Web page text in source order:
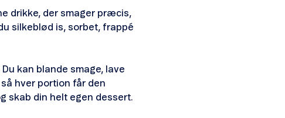
drikke, der smager præcis,
silkeblød is, sorbet, frappé
kan blande smage, lave
hver portion får den
skab din helt egen dessert.